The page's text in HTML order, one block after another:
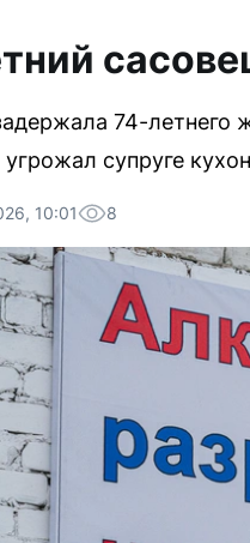
74-летнего
угрожал супруге
10:01 8